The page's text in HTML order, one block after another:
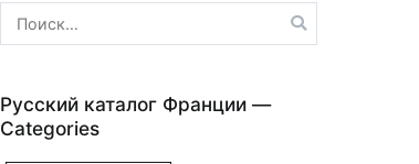
Найти:
Русский каталог Франции —
Categories